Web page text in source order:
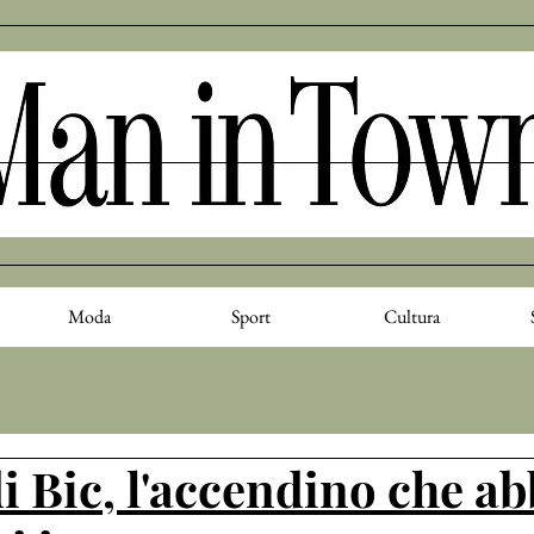
Moda Sport Cultura
Bic, l'accendino che